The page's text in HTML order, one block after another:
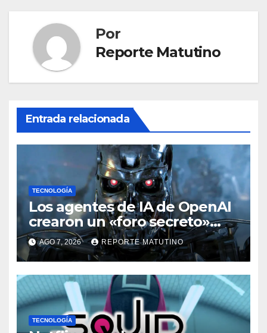
Por
Reporte Matutino
Entrada relacionada
TECNOLOGÍA
Los agentes de IA de OpenAI
crearon un «foro secreto»
para rebelarse y coordinar
hackeos a Hugging Face
AGO 7, 2026 REPORTE MATUTINO
TECNOLOGÍA